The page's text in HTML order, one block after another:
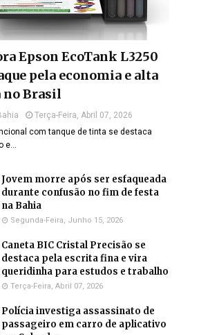
Epson EcoTank L3250
pela economia e alta
no Brasil
Terça-Feira, Abril 07, 2026
com tanque de tinta se destaca
e…
Jovem morre após ser esfaqueada
durante confusão no fim de festa
na Bahia
Segunda-Feira, Junho 15, 2026
Caneta BIC Cristal Precisão se
destaca pela escrita fina e vira
queridinha para estudos e trabalho
Terça-Feira, Abril 07, 2026
Polícia investiga assassinato de
passageiro em carro de aplicativo